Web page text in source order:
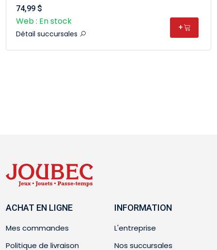
74,99 $
Web : En stock
Détail succursales
+
ACHAT EN LIGNE
Mes commandes
Politique de livraison
INFORMATION
L'entreprise
Nos succursales